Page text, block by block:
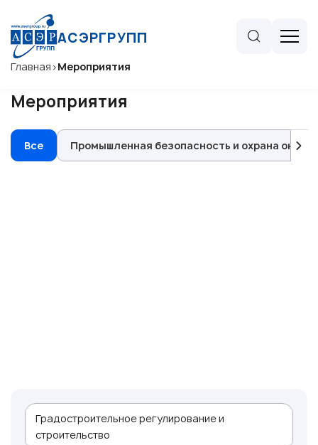
АСЭРГРУПП
Главная >Мероприятия
Мероприятия
Все Промышленная безопасность и охрана
Градостроительное регулирование и
строительство